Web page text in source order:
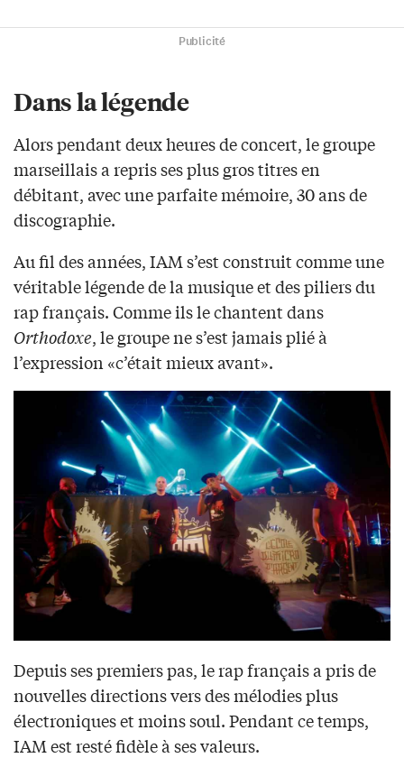
Publicité
Dans la légende
Alors pendant deux heures de concert, le groupe
marseillais a repris ses plus gros titres en
débitant, avec une parfaite mémoire, 30 ans de
discographie.
Au fil des années, IAM s’est construit comme une
véritable légende de la musique et des piliers du
rap français. Comme ils le chantent dans
Orthodoxe, le groupe ne s’est jamais plié à
l’expression «c’était mieux avant».
Depuis ses premiers pas, le rap français a pris de
nouvelles directions vers des mélodies plus
électroniques et moins soul. Pendant ce temps,
IAM est resté fidèle à ses valeurs.